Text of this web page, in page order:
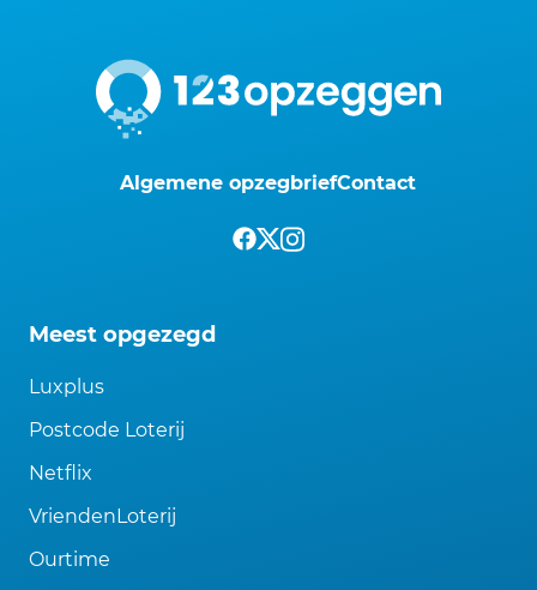
Algemene opzegbriefContact
Meest opgezegd
Luxplus
Postcode Loterij
Netflix
VriendenLoterij
Ourtime